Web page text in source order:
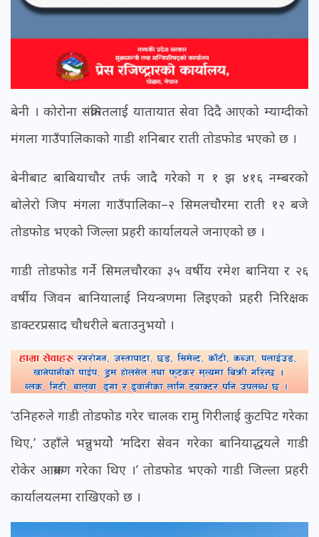
बेनी । कोरोना संक्रमितलाई यातायात सेवा दिदै आएको म्याग्दीको
मंगला गाउँपालिकाको गाडी शनिबार राती तोडफोड भएको छ ।
बेनीबाट बाबियाचौर तर्फ जादै गरेको ग १ झ ४१६ नम्बरको
बोलेरो जिप मंगला गाउँपालिका–२ सिमलचौरमा राती १२ बजे
तोडफोड भएको जिल्ला प्रहरी कार्यालयले जनाएको छ ।
गाडी तोडफोड गर्ने सिमलचौरका ३५ वर्षीय रमेश बानिया र २६
वर्षीय जिवन बानियालाई नियन्त्रणमा लिइएको प्रहरी निरिक्षक
डाक्टरप्रसाद चौधरीले बताउनुभयो ।
‘उनिहरुले गाडी तोडफोड गरेर चालक रामु गिरीलाई कुटपिट गरेका
थिए,’ उहाँले भन्नुभयोे ‘मदिरा सेवन गरेका बानियाद्धयले गाडी
रोकेर आक्रमण गरेका थिए ।’ तोडफोड भएको गाडी जिल्ला प्रहरी
कार्यालयलमा राखिएको छ ।